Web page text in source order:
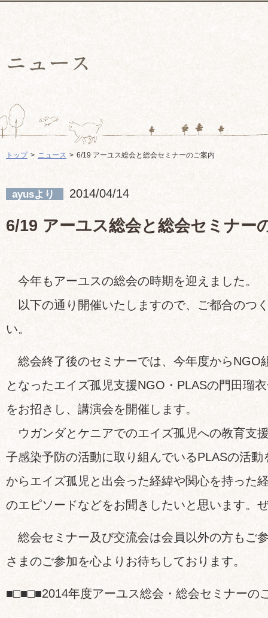
トップ ニュース 6/19 アーユス総会と総会セミナーのご案内
ayusより 2014/04/14
6/19 アーユス総会と総会セミナー
今年もアーユスの総会の時期を迎えました。
以下の通り開催いたしますので、ご都合のつ
い。
総会終了後のセミナーでは、今年度からNGO
となったエイズ孤児支援NGO・PLASの門田瑠
をお招きし、講演会を開催します。
ウガンダとケニアでのエイズ孤児への教育支
子感染予防の活動に取り組んでいるPLASの活
からエイズ孤児と出会った経緯や関心を持った
のエピソードなどをお聞きしたいと思います。
総会セミナー及び交流会は会員以外の方もご
さまのご参加を心よりお待ちしております。
■□■□■2014年度アーユス総会・総会セミナーの